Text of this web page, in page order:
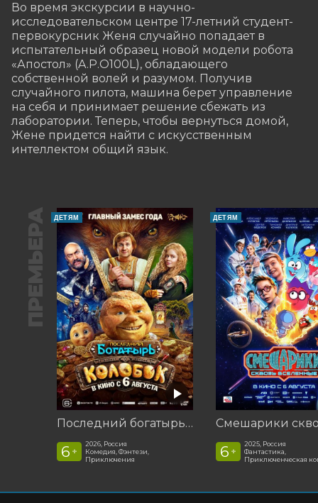
Во время экскурсии в научно-
исследовательском центре 17-летний студент-
первокурсник Женя случайно попадает в
испытательный образец новой модели робота
«Апостол» (A.P.O100L), обладающего
собственной волей и разумом. Получив
случайного пилота, машина берет управление
на себя и принимает решение сбежать из
лаборатории. Теперь, чтобы вернуться домой,
Жене придется найти с искусственным
интеллектом общий язык.
ПРЕМЬЕРА ДЕТЯМ
Последний богатырь. Колобок
6 +
2026, Россия
Комедия, Фэнтези,
Приключения
ДЕТЯМ
6 +
2025, Россия
Фантастика,
Приключенческая